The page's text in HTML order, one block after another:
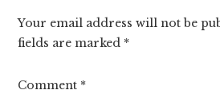
Your email address will not be
fields are marked *
Comment *